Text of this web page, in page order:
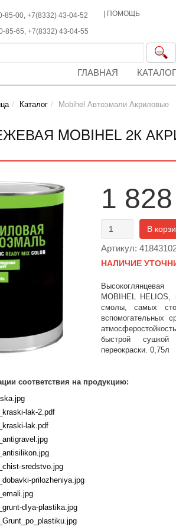
85-00, +7(8332) 43-04-52
85-65, +7(8332) 43-04-55
ПОМОЩЬ
ГЛАВНАЯ КАТАЛОГ
Каталог Mobihel Автоэмали Акриловые
MOBIHEL 2К
1 828
В
Артикул:
НАЛИЧИЕ
MOBIHEL HELIOS,
смолы, самых
вспомогательных
быстрой
переокраски. 0,75л
соответствия на продукцию:
lak-2.pdf
lak.pdf
sredstvo.jpg
prilozheniya.jpg
dlya-plastika.jpg